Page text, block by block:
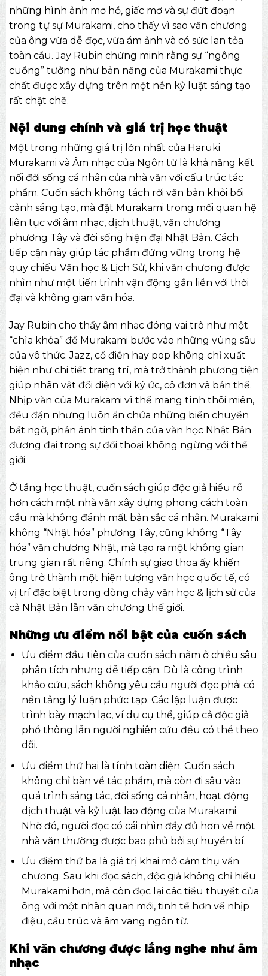
những hình ảnh mơ hồ, giấc mơ và sự đứt đoạn
trong tự sự Murakami, cho thấy vì sao văn chương
của ông vừa dễ đọc, vừa ám ảnh và có sức lan tỏa
toàn cầu. Jay Rubin chứng minh rằng sự “ngông
cuồng” tưởng như bản năng của Murakami thực
chất được xây dựng trên một nền kỷ luật sáng tạo
rất chặt chẽ.
Nội dung chính và giá trị học thuật
Một trong những giá trị lớn nhất của Haruki
Murakami và Âm nhạc của Ngôn từ là khả năng kết
nối đời sống cá nhân của nhà văn với cấu trúc tác
phẩm. Cuốn sách không tách rời văn bản khỏi bối
cảnh sáng tạo, mà đặt Murakami trong mối quan hệ
liên tục với âm nhạc, dịch thuật, văn chương
phương Tây và đời sống hiện đại Nhật Bản. Cách
tiếp cận này giúp tác phẩm đứng vững trong hệ
quy chiếu Văn học & Lịch Sử, khi văn chương được
nhìn như một tiến trình vận động gắn liền với thời
đại và không gian văn hóa.
Jay Rubin cho thấy âm nhạc đóng vai trò như một
“chìa khóa” để Murakami bước vào những vùng sâu
của vô thức. Jazz, cổ điển hay pop không chỉ xuất
hiện như chi tiết trang trí, mà trở thành phương tiện
giúp nhân vật đối diện với ký ức, cô đơn và bản thể.
Nhịp văn của Murakami vì thế mang tính thôi miên,
đều đặn nhưng luôn ẩn chứa những biến chuyển
bất ngờ, phản ánh tinh thần của văn học Nhật Bản
đương đại trong sự đối thoại không ngừng với thế
giới.
Ở tầng học thuật, cuốn sách giúp độc giả hiểu rõ
hơn cách một nhà văn xây dựng phong cách toàn
cầu mà không đánh mất bản sắc cá nhân. Murakami
không “Nhật hóa” phương Tây, cũng không “Tây
hóa” văn chương Nhật, mà tạo ra một không gian
trung gian rất riêng. Chính sự giao thoa ấy khiến
ông trở thành một hiện tượng văn học quốc tế, có
vị trí đặc biệt trong dòng chảy văn học & lịch sửcủa
cả Nhật Bản lẫn văn chương thế giới.
Những ưu điểm nổi bật của cuốn sách
Ưu điểm đầu tiên của cuốn sách nằm ở chiều sâu
phân tích nhưng dễ tiếp cận. Dù là công trình
khảo cứu, sách không yêu cầu người đọc phải có
nền tảng lý luận phức tạp. Các lập luận được
trình bày mạch lạc, ví dụ cụ thể, giúp cả độc giả
phổ thông lẫn người nghiên cứu đều có thể theo
dõi.
Ưu điểm thứ hai là tính toàn diện. Cuốn sách
không chỉ bàn về tác phẩm, mà còn đi sâu vào
quá trình sáng tác, đời sống cá nhân, hoạt động
dịch thuật và kỷ luật lao động của Murakami.
Nhờ đó, người đọc có cái nhìn đầy đủ hơn về một
nhà văn thường được bao phủ bởi sự huyền bí.
Ưu điểm thứ ba là giá trị khai mở cảm thụ văn
chương. Sau khi đọc sách, độc giả không chỉ hiểu
Murakami hơn, mà còn đọc lại các tiểu thuyết của
ông với một nhãn quan mới, tinh tế hơn về nhịp
điệu, cấu trúc và âm vang ngôn từ.
Khi văn chương được lắng nghe như âm
nhạc